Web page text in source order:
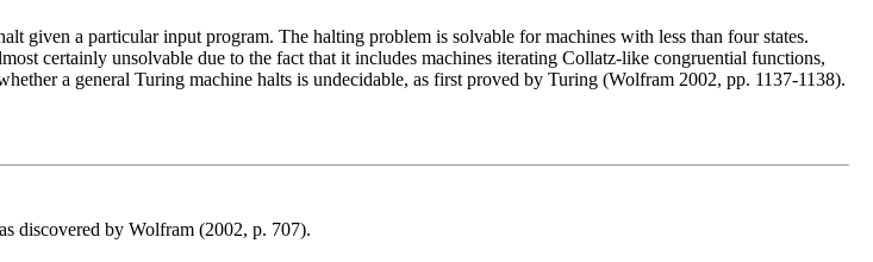
given a particular input program. The halting problem is solvable for machines with less than four states.
certainly unsolvable due to the fact that it includes machines iterating Collatz-like congruential functions,
a general Turing machine halts is undecidable, as first proved by Turing (Wolfram 2002, pp. 1137-1138).
discovered by Wolfram (2002, p. 707).